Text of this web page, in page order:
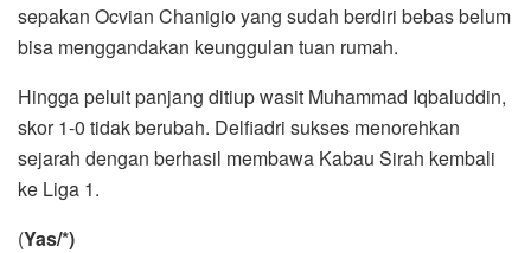
sepakan Ocvian Chanigio yang sudah berdiri bebas belum
bisa menggandakan keunggulan tuan rumah.
Hingga peluit panjang ditiup wasit Muhammad Iqbaluddin,
skor 1-0 tidak berubah. Delfiadri sukses menorehkan
sejarah dengan berhasil membawa Kabau Sirah kembali
ke Liga 1.
(Yas/*)